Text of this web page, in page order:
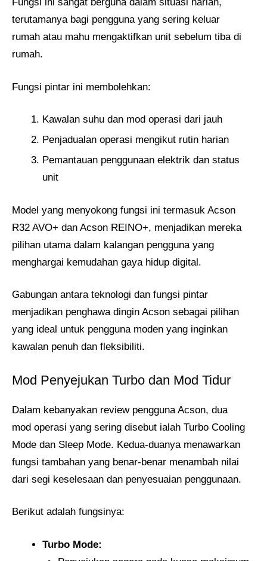
Fungsi ini sangat berguna dalam situasi harian,
terutamanya bagi pengguna yang sering keluar
rumah atau mahu mengaktifkan unit sebelum tiba di
rumah.
Fungsi pintar ini membolehkan:
Kawalan suhu dan mod operasi dari jauh
Penjadualan operasi mengikut rutin harian
Pemantauan penggunaan elektrik dan status
unit
Model yang menyokong fungsi ini termasuk Acson
R32 AVO+ dan Acson REINO+, menjadikan mereka
pilihan utama dalam kalangan pengguna yang
menghargai kemudahan gaya hidup digital.
Gabungan antara teknologi dan fungsi pintar
menjadikan penghawa dingin Acson sebagai pilihan
yang ideal untuk pengguna moden yang inginkan
kawalan penuh dan fleksibiliti.
Mod Penyejukan Turbo dan Mod Tidur
Dalam kebanyakan review pengguna Acson, dua
mod operasi yang sering disebut ialah Turbo Cooling
Mode dan Sleep Mode. Kedua-duanya menawarkan
fungsi tambahan yang benar-benar menambah nilai
dari segi keselesaan dan penyesuaian penggunaan.
Berikut adalah fungsinya:
Turbo Mode: